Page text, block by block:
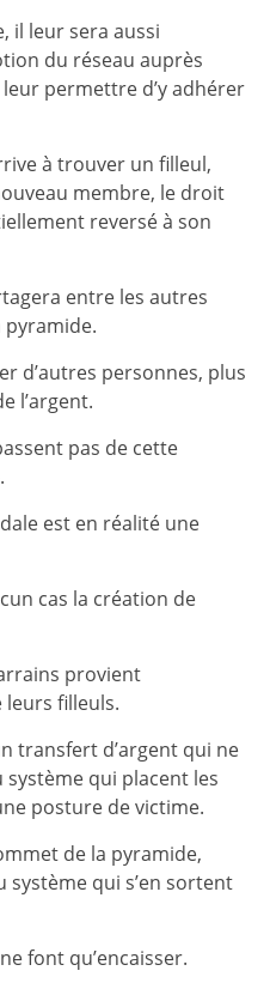
il leur sera aussi
du réseau auprès
permettre d’y adhérer
à trouver un filleul,
membre, le droit
reversé à son
entre les autres
d’autres personnes, plus
l’argent.
pas de cette
est en réalité une
cas la création de
provient
leurs filleuls.
transfert d’argent qui ne
qui placent les
posture de victime.
de la pyramide,
système qui s’en sortent
font qu’encaisser.